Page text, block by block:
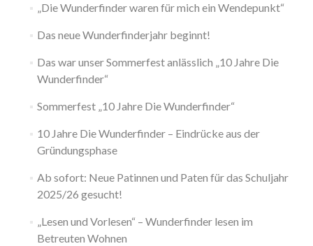
„Die Wunderfinder waren für mich ein Wendepunkt“
Das neue Wunderfinderjahr beginnt!
Das war unser Sommerfest anlässlich „10 Jahre Die
Wunderfinder“
Sommerfest „10 Jahre Die Wunderfinder“
10 Jahre Die Wunderfinder – Eindrücke aus der
Gründungsphase
Ab sofort: Neue Patinnen und Paten für das Schuljahr
2025/26 gesucht!
„Lesen und Vorlesen“ – Wunderfinder lesen im
Betreuten Wohnen